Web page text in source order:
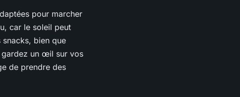
pour marcher
car le soleil peut
bien que
gardez un œil sur vos
de prendre des